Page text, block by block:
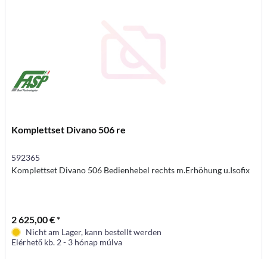
Komplettset Divano 506 re
592365
Komplettset Divano 506 Bedienhebel rechts m.Erhöhung u.Isofix
2 625,00 € *
Nicht am Lager, kann bestellt werden
Elérhető kb. 2 - 3 hónap múlva